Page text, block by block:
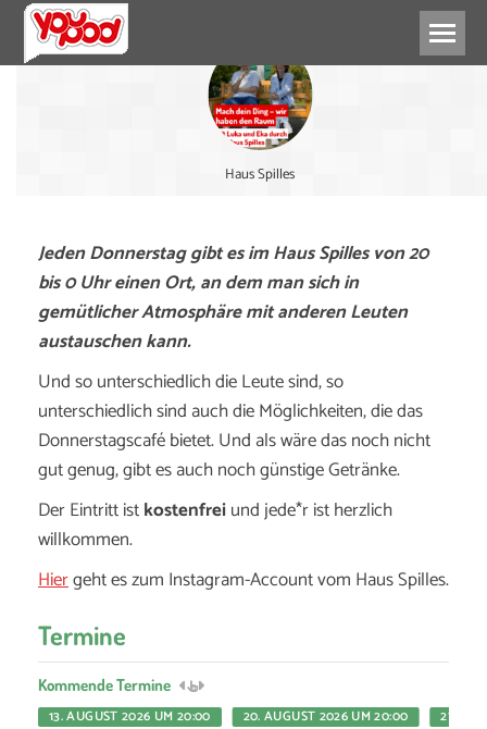
Haus Spilles
Jeden Donnerstag gibt es im Haus Spilles von 20
bis 0 Uhr einen Ort, an dem man sich in
gemütlicher Atmosphäre mit anderen Leuten
austauschen kann.
Und so unterschiedlich die Leute sind, so
unterschiedlich sind auch die Möglichkeiten, die das
Donnerstagscafé bietet. Und als wäre das noch nicht
gut genug, gibt es auch noch günstige Getränke.
Der Eintritt istkostenfreiund jede*r ist herzlich
willkommen.
Hiergeht es zum Instagram-Account vom Haus Spilles.
Termine
Kommende Termine
13. AUGUST 2026 UM 20:00
20. AUGUST 2026 UM 20:00 27.